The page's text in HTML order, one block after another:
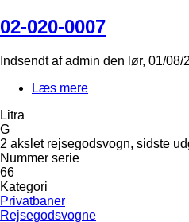
02-020-0007
Indsendt afadmin den lør, 01/
Læs mere
Litra
G
2 akslet rejsegodsvogn, sidste
Nummer serie
66
Kategori
Privatbaner
Rejsegodsvogne